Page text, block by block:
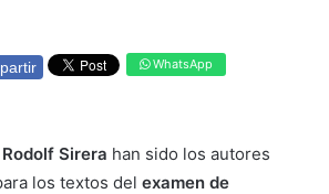
WhatsApp
Sirera han sido los autores
los textos del examen de